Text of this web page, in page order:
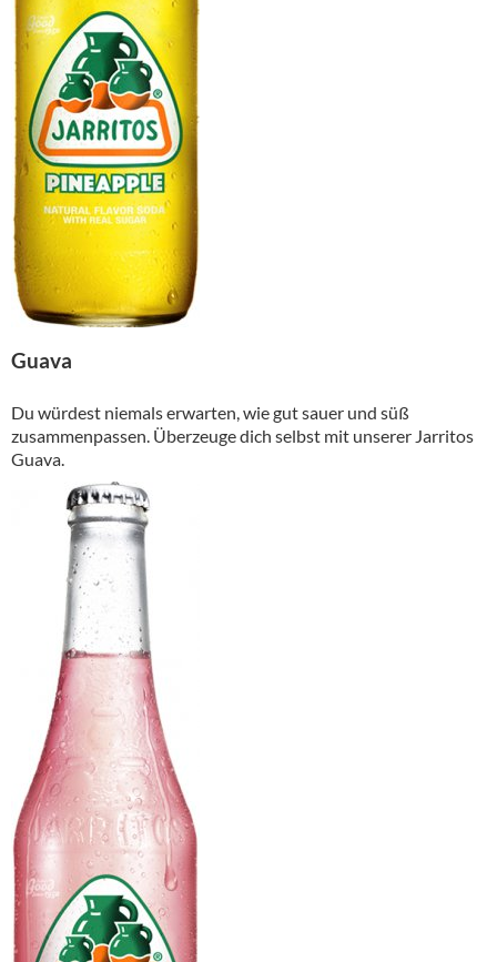
Guava
Du würdest niemals erwarten, wie gut sauer und süß
zusammenpassen. Überzeuge dich selbst mit unserer Jarritos
Guava.